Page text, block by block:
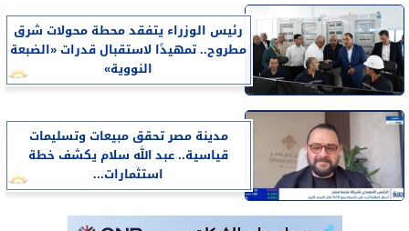
رئيس الوزراء يتفقد محطة محولات شرق
مطروح.. تمهيدًا لاستقبال قدرات «الضبعة
النووية»
مدينة مصر تحقق مبيعات وتسليمات
قياسية.. عبد الله سلام يكشف خطة
استثمارات...